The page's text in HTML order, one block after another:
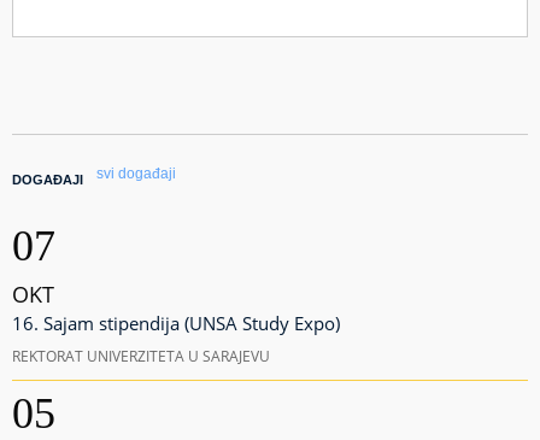
DOGAĐAJI svi događaji
07
OKT
16. Sajam stipendija (UNSA Study Expo)
REKTORAT UNIVERZITETA U SARAJEVU
05